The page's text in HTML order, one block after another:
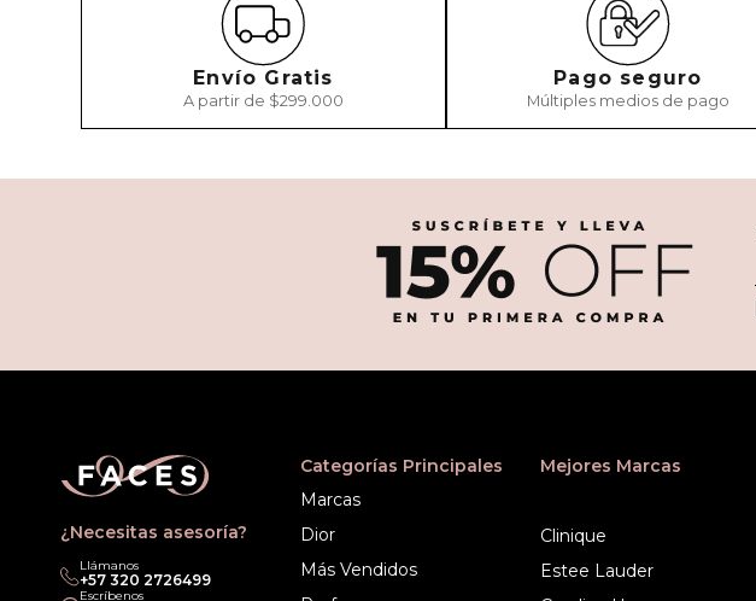
Envío Gratis
A partir de $299.000
Pago seguro
Múltiples medios de pago
¿Necesitas asesoría?
Llámanos
‎+57 320 2726499
Escríbenos
Categorías Principales
Marcas
Dior
Más Vendidos
Mejores Marcas
Clinique
Estee Lauder